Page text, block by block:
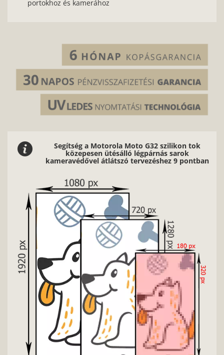
portokhoz és kamerához
Segítség a Motorola Moto G32 szilikon tok
közepesen ütésálló légpárnás sarok
kameravédővel átlátszó tervezéshez 9 pontban